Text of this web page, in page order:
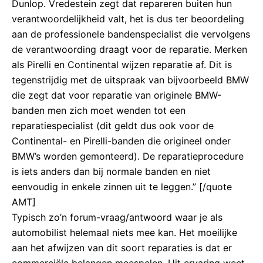
Dunlop. Vredestein zegt dat repareren buiten hun
verantwoordelijkheid valt, het is dus ter beoordeling
aan de professionele bandenspecialist die vervolgens
de verantwoording draagt voor de reparatie. Merken
als Pirelli en Continental wijzen reparatie af. Dit is
tegenstrijdig met de uitspraak van bijvoorbeeld BMW
die zegt dat voor reparatie van originele BMW-
banden men zich moet wenden tot een
reparatiespecialist (dit geldt dus ook voor de
Continental- en Pirelli-banden die origineel onder
BMW’s worden gemonteerd). De reparatieprocedure
is iets anders dan bij normale banden en niet
eenvoudig in enkele zinnen uit te leggen.” [/quote
AMT]
Typisch zo’n forum-vraag/antwoord waar je als
automobilist helemaal niets mee kan. Het moeilijke
aan het afwijzen van dit soort reparaties is dat er